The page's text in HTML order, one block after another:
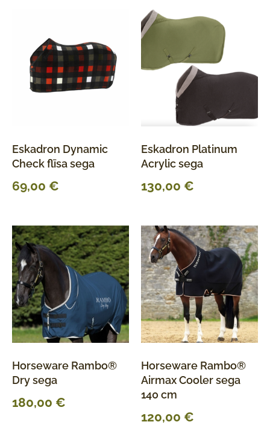
Eskadron Dynamic
Check flīsa sega
69,00 €
Eskadron Platinum
Acrylic sega
130,00 €
Horseware Rambo®
Dry sega
180,00 €
Horseware Rambo®
Airmax Cooler sega
140 cm
120,00 €